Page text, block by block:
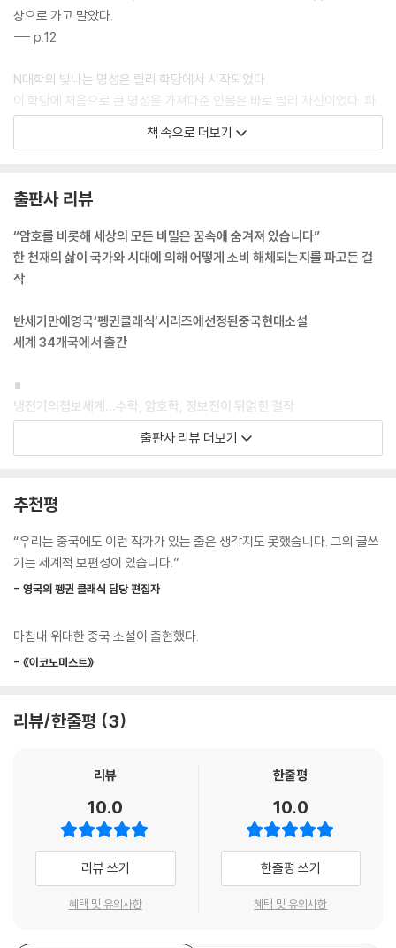
상으로 가고 말았다.
--- p.12
N대학의 빛나는 명성은 릴리 학당에서 시작되었다.
이 학당에 처음으로 큰 명성을 가져다준 인물은 바로 릴리 자신이었다. 파
격적으로 여성의 입학을 허가해 세상을 깜짝 놀라게 했다. 처음 몇 년간 학
당은 세상 사람들에게 요지경 같은 인상을 주었다.
사람들은 그를 손댈 필요 없는 주판으로 생각해 즐기고 가끔은 실제로 이
용하기도 했다. 이런 일은 특이한 재능과 가치를 더 도드라지게 했으며, 심
지어 사람들은 이름 대신 ‘주판’이라고 불렀다. 머리가 유난히 크다는 이유
로 ‘대두(大頭) 주판’이라고 부르는 사람도 있었다. 사실 계산 능력은 어떤
력을 양질전화(量質轉化)를 통해 전부 머릿속에 담은 듯했다.
--- pp.17-18
신음 소리가 이틀 밤낮이나 계속되고 끈적끈적한 피비린내가 병원의 좁은
복도를 넘어 큰길까지 풍겼다. 의사는 당시 가장 선진적인 방법과 가장 낙
후한 방법을 총동원했지만 아기의 새까만 머리통은 여전히 나올 듯 말 듯
했다.
무 살에 죽을 때까지 거의 십 년간 최소한 열 건 넘게 살인을 저질렀고 데리
고 논 여자도 100명을 헤아렸다고 한다. 이로 인해 집안에서 지불한 돈이
산을 이루고 길을 다 덮을 정도였다.
식을 낳았으니 실로 알다가도 모를 일이다.
--- p.24
양 선생이 듣기에 그것은 그의 모국어로 아빠를 부르는 소리였다. 번쩍 눈
이었다. 그는 양 선생을 친아빠로 삼았다. 지금 친아빠는 죽고 없으므로 그
는 울었고, 울면서 다른 아빠를 만들어 냈다.
--- pp.37-38
이튿날 아침에도 대두충을 침대 앞에 불러 붓과 종이를 달라고 하여 더 자
세하게 바람을 적었다.
여든아홉 해가 며칠인지 계산해 그 날짜만큼 배꽃을 함께 묻어다오.
책 속으로 더보기
출판사 리뷰
“암호를 비롯해 세상의 모든 비밀은 꿈속에 숨겨져 있습니다”
한 천재의 삶이 국가와 시대에 의해 어떻게 소비 해체되는지를 파고든 걸
작
반세기만에영국‘펭귄클래식’시리즈에선정된중국현대소설
세계 34개국에서 출간
∎
냉전기의첩보세계…수학, 암호학, 정보전이 뒤얽힌 걸작
천재로태어난다는것은축복인가, 저주인가
1873년, 유명한 대소금상 룽씨 가문의 7대 자손 룽쯔라이가 배를 타고 서
양 유학길에 오른다. 가문을 지켜 온 노마님의 수명을 연장해 줄 해몽술을
는 돌아가신 노 마님이 남긴 은덩어리를 팔아 릴리 학당을 세운다. 이후 릴
이를 낳다 죽은 지 21년이 지난 룽씨 가문에 다시 제어미를 죽이며 아기가
태어난다. 아기는 룽유잉의 손자로 엄마, 아빠도 없이 대두충이라 불리며
름을 지어 주고 직접 아이를 돌본다.
월반하여 이른 나이에 N대학 수학과에 입학한 진전은 수학과 천재 교수로
함께 뇌 과학을 연구하길 권하는데 시스가 연결해 준 스탠퍼드대 입학을
앞두고 운명의 장난처럼 죽을 고비를 맞닥뜨린 룽진전은 겨우 목숨을 부지
한 뒤에 신비하고 은밀한 701 특수기관에 암호 해독자로 발탁된다.
그는 적국의 최고 암호 ‘퍼플코드’와 ‘블랙코드’를 해독하기 위해 가족과 연
을 끊고, 이름을 지우고, 세상의 음지 속에 사라진다. 그는 이제 살아 있으
출판사 리뷰 더보기
추천평
“우리는 중국에도 이런 작가가 있는 줄은 생각지도 못했습니다. 그의 글쓰
기는 세계적 보편성이 있습니다.”
- 영국의 펭귄 클래식 담당 편집자
마침내 위대한 중국 소설이 출현했다.
- 《이코노미스트》
리뷰/한줄평 3
리뷰
10.0
리뷰 쓰기
혜택 및 유의사항
한줄평
10.0
한줄평 쓰기
혜택 및 유의사항